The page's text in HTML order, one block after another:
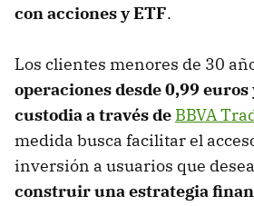
con acciones y ETF.
Los clientes menores de 30
operaciones desde 0,99
custodia a través de BBVA
medida busca facilitar el
inversión a usuarios que
construir una estrategia